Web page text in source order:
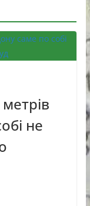
не